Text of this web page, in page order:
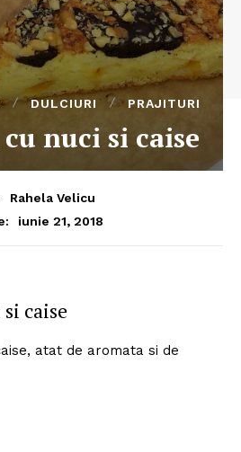
DULCIURI PRAJITURI
nuci si caise
Rahela Velicu
iunie 21, 2018
caise
atat de aromata si de